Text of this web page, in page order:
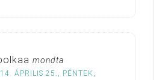
mondta
ÁPRILIS 25., PÉNTEK,